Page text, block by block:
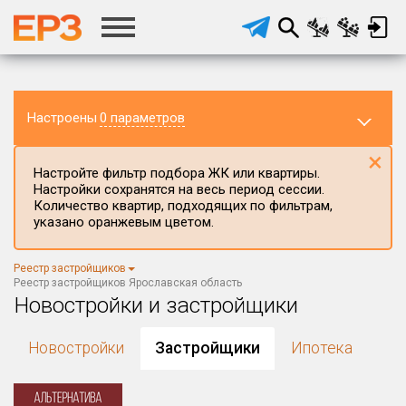
Настроены 0 параметров
Регион ЖК
Ярославская область
Район в регионе
Все
Настройте фильтр подбора ЖК или квартиры.
Настройки сохранятся на весь период сессии.
Количество квартир, подходящих по фильтрам,
указано оранжевым цветом.
×
Реестр застройщиков
Реестр застройщиков Ярославская область
Новостройки и застройщики
Новостройки Застройщики Ипотека